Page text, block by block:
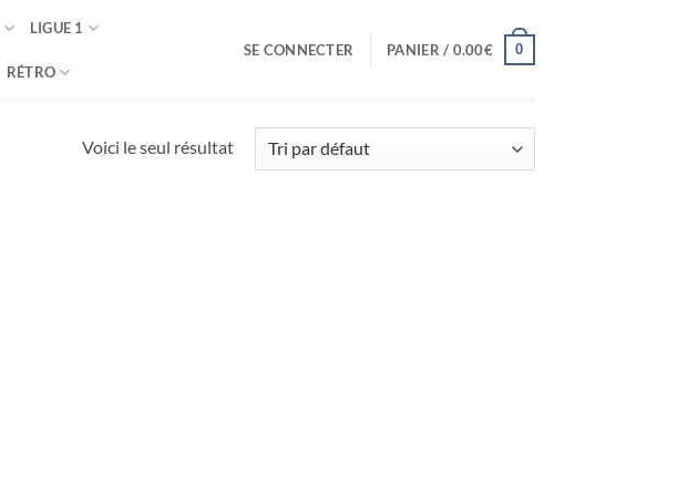
LIGUE 1
RÉTRO
SE CONNECTER PANIER / 0.00€ 0
Voici le seul résultat